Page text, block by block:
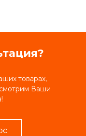
товарах,
Ваши